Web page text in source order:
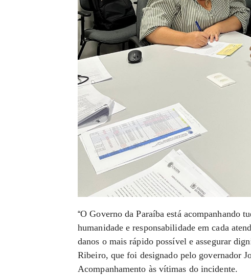
“O Governo da Paraíba está acompanhando
humanidade e responsabilidade em cada
danos o mais rápido possível e assegurar
Ribeiro, que foi designado pelo governador
Acompanhamento às vítimas do incidente.